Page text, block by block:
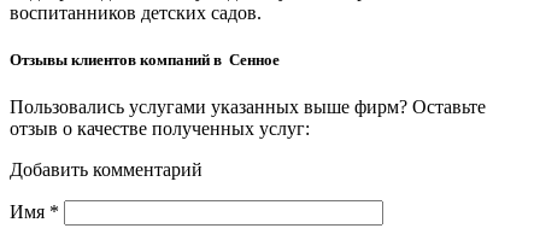
воспитанников детских садов.
Отзывы клиентов компаний в Сенное
Пользовались услугами указанных выше фирм? Оставьте
отзыв о качестве полученных услуг:
Добавить комментарий
Имя *